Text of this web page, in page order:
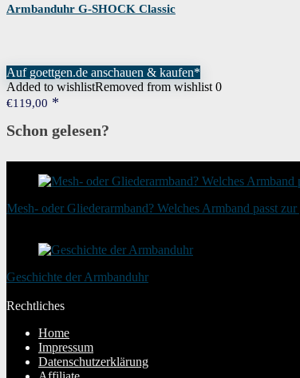
Armbanduhr G-SHOCK Classic
Auf goettgen.de anschauen & kaufen*
Added to wishlistRemoved from wishlist 0
€119,00
Schon gelesen?
Mesh- oder Gliederarmband? Welches Armband passt
Geschichte der Armbanduhr
Rechtliches
Home
Impressum
Datenschutzerklärung